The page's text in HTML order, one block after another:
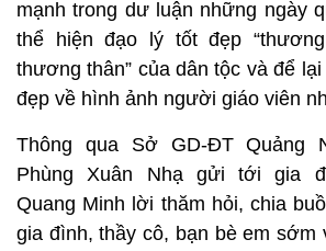
mạnh trong dư luận những ngày
thể hiện đạo lý tốt đẹp
thương thân” của dân tộc và để
đẹp về hình ảnh người giáo viên
Thông qua Sở GD-ĐT Quảng
Phùng Xuân Nhạ gửi tới gia
Quang Minh lời thăm hỏi, chia
gia đình, thầy cô, bạn bè em sớm